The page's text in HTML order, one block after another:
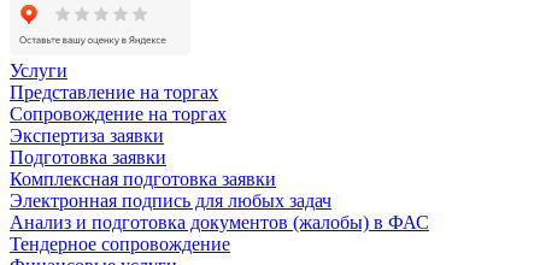
Услуги
Представление на торгах
Сопровождение на торгах
Экспертиза заявки
Подготовка заявки
Комплексная подготовка заявки
Электронная подпись для любых задач
Анализ и подготовка документов (жалобы) в ФАС
Тендерное сопровождение